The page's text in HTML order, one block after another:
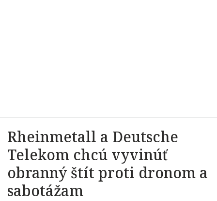
Rheinmetall a Deutsche
Telekom chcú vyvinúť
obranný štít proti dronom a
sabotážam